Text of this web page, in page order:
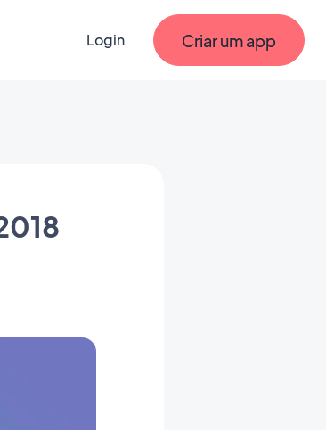
Login Criar um app